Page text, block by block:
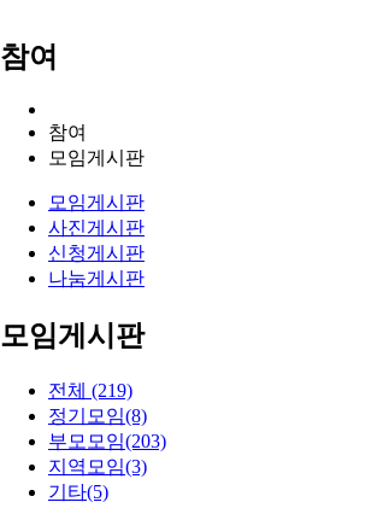
참여
참여
모임게시판
모임게시판
사진게시판
신청게시판
나눔게시판
모임게시판
전체 (219)
정기모임(8)
부모모임(203)
지역모임(3)
기타(5)